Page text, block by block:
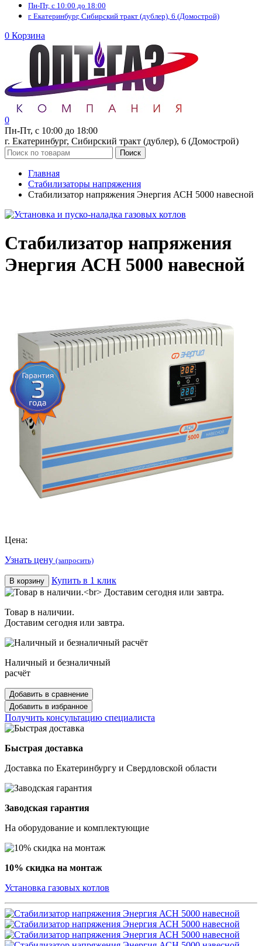
Пн-Пт, с 10:00 до 18:00
г. Екатеринбург, Сибирский тракт (дублер), 6 (Домострой)
0 Корзина
0
Пн-Пт, с 10:00 до 18:00
г. Екатеринбург, Сибирский тракт (дублер), 6 (Домострой)
Поиск
Главная
Стабилизаторы напряжения
Стабилизатор напряжения Энергия АСН 5000 навесной
Стабилизатор напряжения
Энергия АСН 5000 навесной
Цена:
Узнать цену (запросить)
В корзину Купить в 1 клик
Товар в наличии.
Доставим сегодня или завтра.
Наличный и безналичный
расчёт
Добавить в сравнение
Добавить в избранное
Получить консультацию специалиста
Быстрая доставка
Доставка по Екатеринбургу и Свердловской области
Заводская гарантия
На оборудование и комплектующие
10% скидка на монтаж
Установка газовых котлов